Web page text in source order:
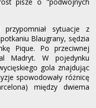
sytuacje z
Blaugrany, sędzia
Pique. Po przeciwnej
Madryt. W pojedynku
gola znajdując
spowodowały różnicę
między dwiema